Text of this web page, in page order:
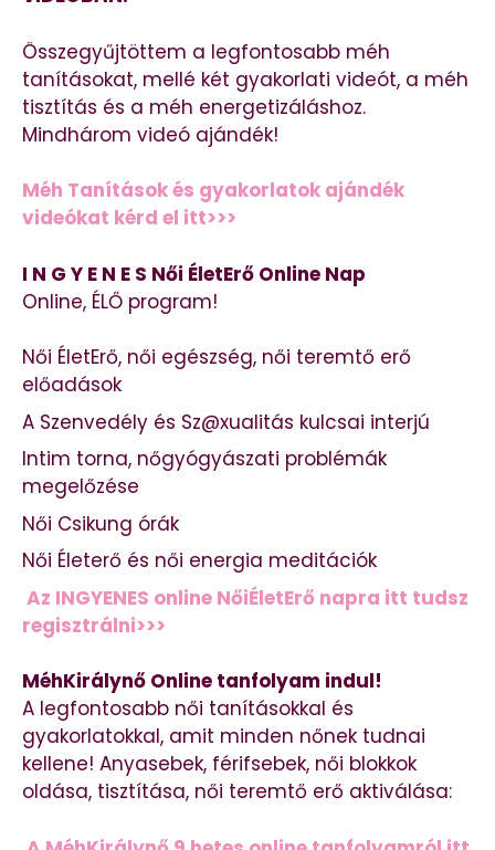
Összegyűjtöttem a legfontosabb méh
tanításokat, mellé két gyakorlati videót, a méh
tisztítás és a méh energetizáláshoz.
Mindhárom videó ajándék!
Méh Tanítások és gyakorlatok ajándék
videókat kérd el itt>>>
I N G Y E N E S Női ÉletErő Online Nap
Online, ÉLŐ program!
Női ÉletErő, női egészség, női teremtő erő
előadások
A Szenvedély és Sz@xualitás kulcsai interjú
Intim torna, nőgyógyászati problémák
megelőzése
Női Csikung órák
Női Életerő és női energia meditációk
Az INGYENES online NőiÉletErő napra itt tudsz
regisztrálni>>>
MéhKirálynő Online tanfolyam indul!
A legfontosabb női tanításokkal és
gyakorlatokkal, amit minden nőnek tudnai
kellene! Anyasebek, férifsebek, női blokkok
oldása, tisztítása, női teremtő erő aktiválása: